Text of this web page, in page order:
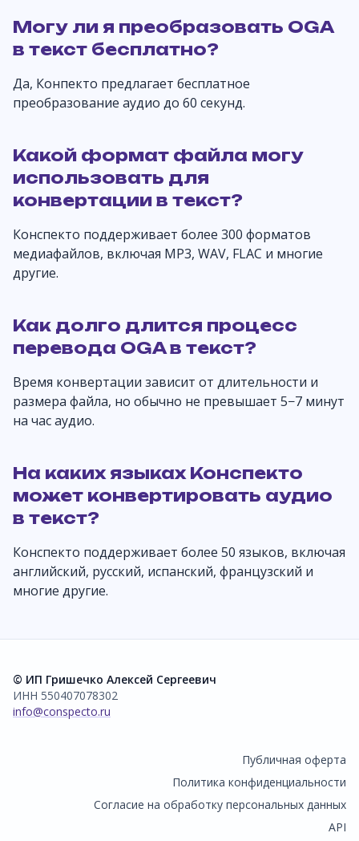
Могу ли я преобразовать OGA
в текст бесплатно?
Да, Конпекто предлагает бесплатное
преобразование аудио до 60 секунд.
Какой формат файла могу
использовать для
конвертации в текст?
Конспекто поддерживает более 300 форматов
медиафайлов, включая MP3, WAV, FLAC и многие
другие.
Как долго длится процесс
перевода OGA в текст?
Время конвертации зависит от длительности и
размера файла, но обычно не превышает 5−7 минут
на час аудио.
На каких языках Конспекто
может конвертировать аудио
в текст?
Конспекто поддерживает более 50 языков, включая
английский, русский, испанский, французский и
многие другие.
© ИП Гришечко Алексей Сергеевич
ИНН 550407078302
info@conspecto.ru
Публичная оферта
Политика конфиденциальности
Согласие на обработку персональных данных
API